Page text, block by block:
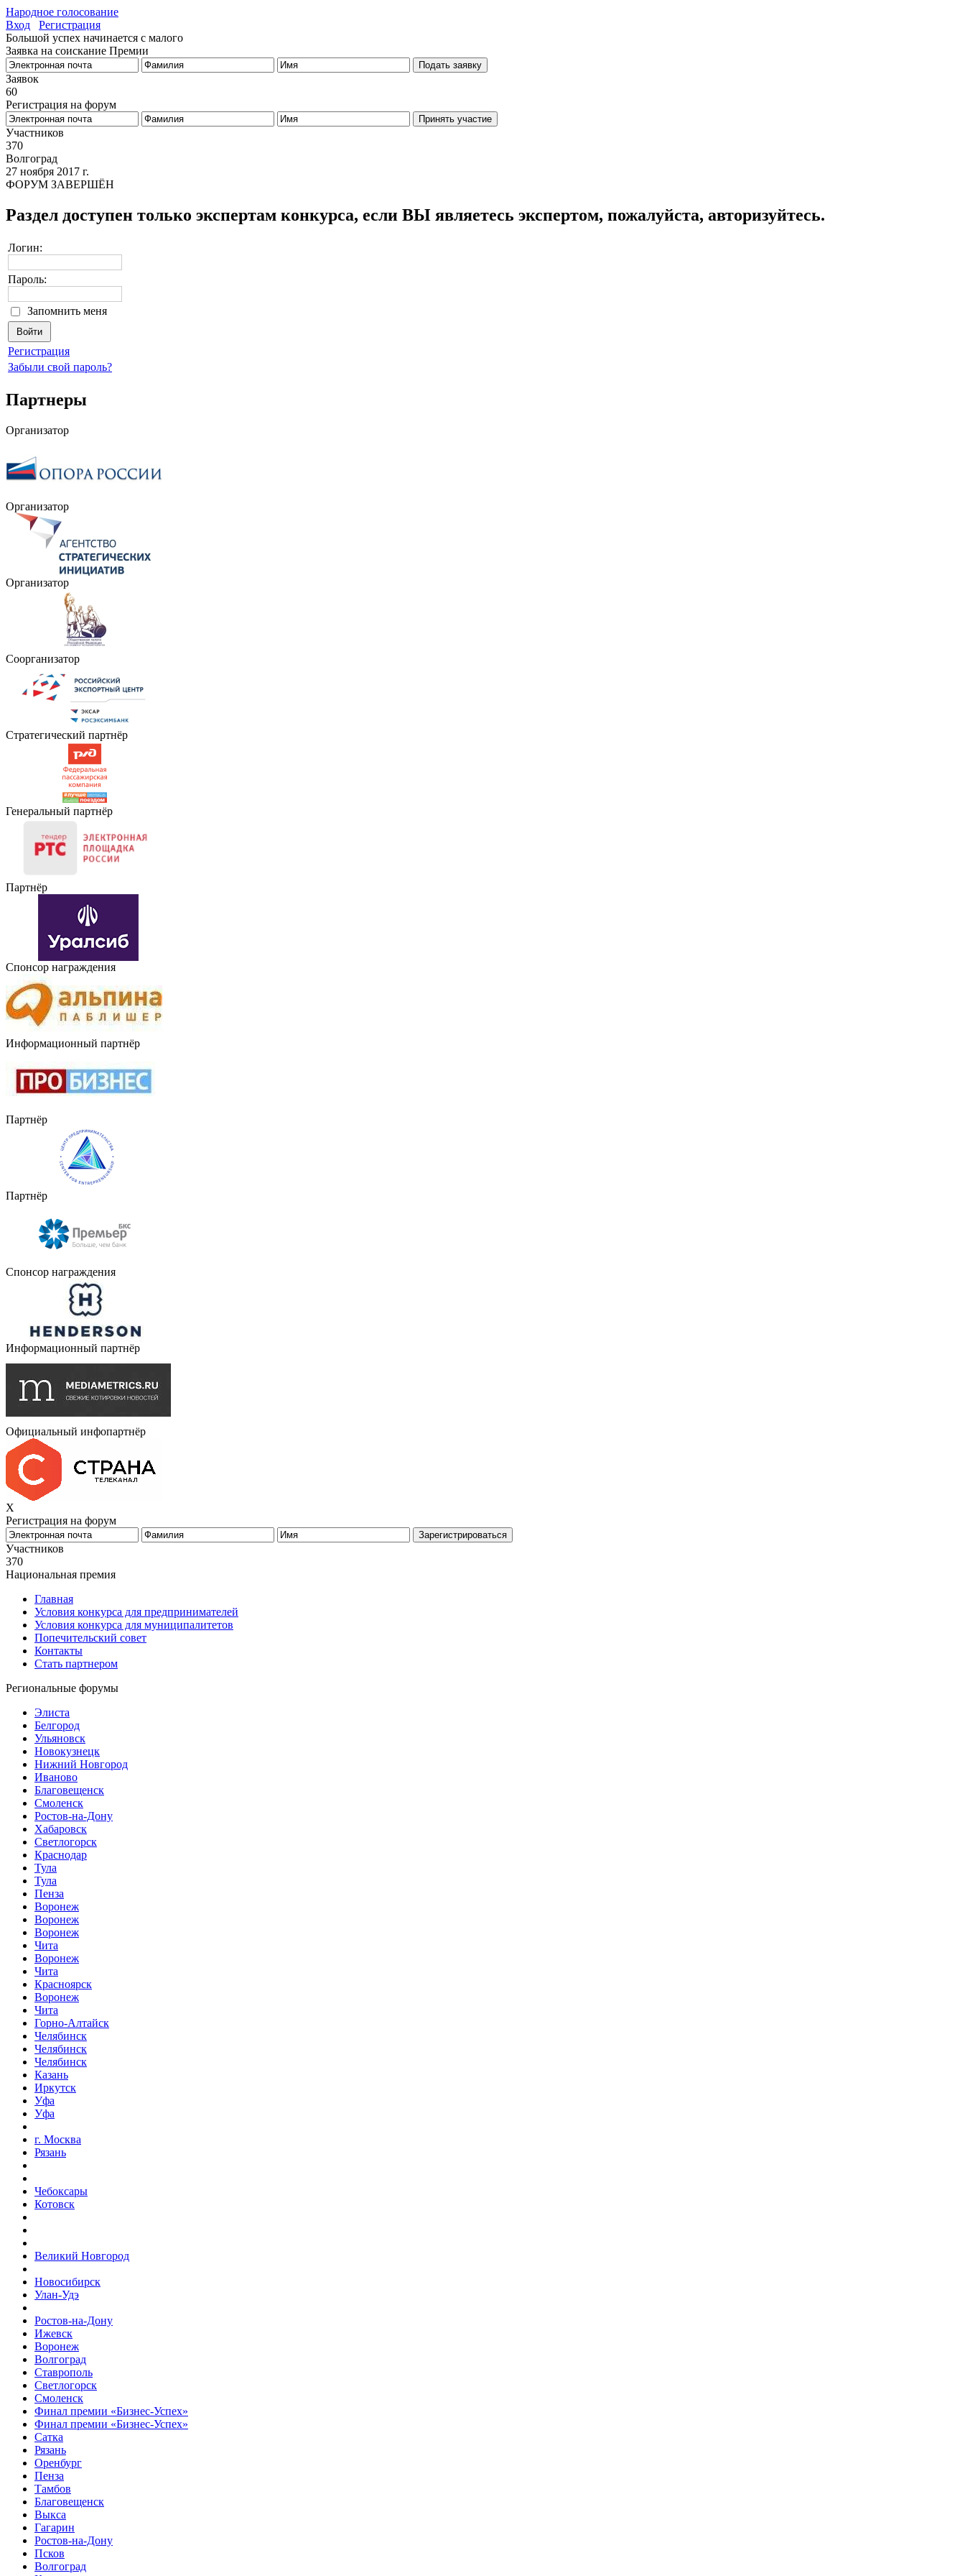
Народное голосование
Вход
Регистрация
Большой успех начинается с малого
Заявка на соискание Премии
Заявок
60
Регистрация на форум
Участников
370
Волгоград
27 ноября 2017 г.
ФОРУМ ЗАВЕРШЁН
Раздел доступен только экспертам конкурса, если ВЫ являетесь экспертом, пожалуйста, авторизуйтесь.
Логин:
Пароль:
Запомнить меня
Регистрация
Забыли свой пароль?
Партнеры
Организатор
Организатор
Организатор
Соорганизатор
Стратегический партнёр
Генеральный партнёр
Партнёр
Спонсор награждения
Информационный партнёр
Партнёр
Партнёр
Спонсор награждения
Информационный партнёр
Официальный инфопартнёр
X
Регистрация на форум
Участников
370
Национальная премия
Главная
Условия конкурса для предпринимателей
Условия конкурса для муниципалитетов
Попечительский совет
Контакты
Стать партнером
Региональные форумы
Элиста
Белгород
Ульяновск
Новокузнецк
Нижний Новгород
Иваново
Благовещенск
Смоленск
Ростов-на-Дону
Хабаровск
Светлогорск
Краснодар
Тула
Тула
Пенза
Воронеж
Воронеж
Воронеж
Чита
Воронеж
Чита
Красноярск
Воронеж
Чита
Горно-Алтайск
Челябинск
Челябинск
Челябинск
Казань
Иркутск
Уфа
Уфа
г. Москва
Рязань
Чебоксары
Котовск
Великий Новгород
Новосибирск
Улан-Удэ
Ростов-на-Дону
Ижевск
Воронеж
Волгоград
Ставрополь
Светлогорск
Смоленск
Финал премии «Бизнес-Успех»
Финал премии «Бизнес-Успех»
Сатка
Рязань
Оренбург
Пенза
Тамбов
Благовещенск
Выкса
Гагарин
Ростов-на-Дону
Псков
Волгоград